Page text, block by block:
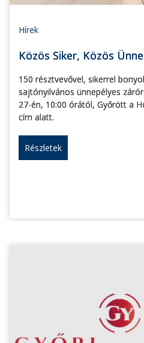
Hírek
Közös Siker, Közös
150 résztvevővel, sikerrel
sajtónyilvános ünnepélyes
27-én, 10:00 órától, Győrött a
cím alatt.
Részletek